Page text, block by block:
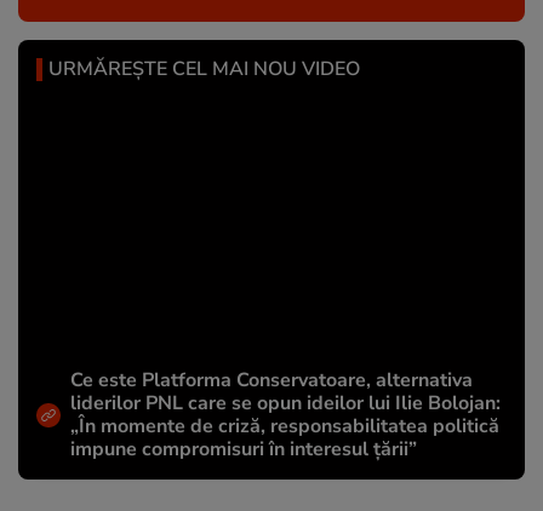
URMĂREȘTE CEL MAI NOU VIDEO
Ce este Platforma Conservatoare, alternativa
liderilor PNL care se opun ideilor lui Ilie Bolojan:
„În momente de criză, responsabilitatea politică
impune compromisuri în interesul țării”